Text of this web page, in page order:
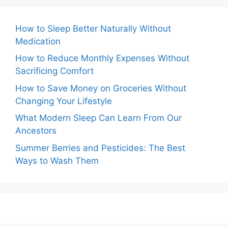
How to Sleep Better Naturally Without
Medication
How to Reduce Monthly Expenses Without
Sacrificing Comfort
How to Save Money on Groceries Without
Changing Your Lifestyle
What Modern Sleep Can Learn From Our
Ancestors
Summer Berries and Pesticides: The Best
Ways to Wash Them